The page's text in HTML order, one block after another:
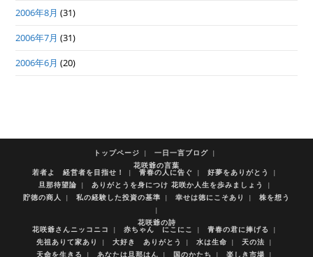
2006年8月 (31)
2006年7月 (31)
2006年6月 (20)
トップページ
一日一言ブログ
花咲爺の言葉
若者よ 経営者を目指せ！ 青春の人に告ぐ
好夢をありがとう
旦那待望論
ありがとうを身につけ 花咲か人生を歩みましょう
貯徳の商人
私の経験した投資の基準 幸せは徳にこそあり 株を想う
花咲爺の詩
花咲爺さんニッコニコ 赤ちゃん にこにこ
青春の君に捧げる
先祖ありて家あり
大好き ありがとう 水は生命
天の法
天命を生きる
あなたは旦那はん 国のかたち 楽しき市場